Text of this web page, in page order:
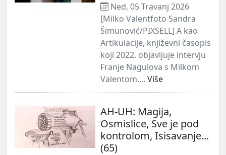
Ned, 05 Travanj 2026
[Milko Valentfoto Sandra
Šimunović/PIXSELL] A kao
Artikulacije, književni časopis
koji 2022. objavljuje intervju
Franje Nagulova s Milkom
Valentom.... Više
AH-UH: Magija,
Osmislice, Sve je pod
kontrolom, Isisavanje...
(65)